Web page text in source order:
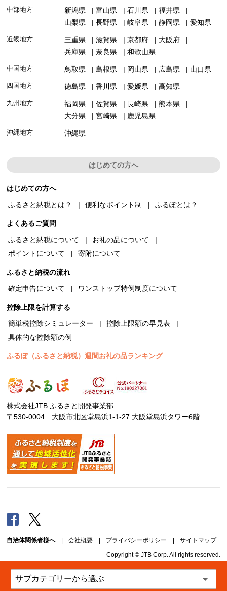
中部地方 新潟県 富山県 石川県
福井県
山梨県
長野県 岐阜県 静岡県 愛知県
近畿地方 三重県 滋賀県 京都府
大阪府
兵庫県
奈良県 和歌山県
中国地方 鳥取県 島根県 岡山県 広島県 山口県
四国地方 徳島県 香川県 愛媛県 高知県
九州地方 福岡県 佐賀県 長崎県
熊本県
大分県
宮崎県 鹿児島県
沖縄地方 沖縄県
はじめての方へ
はじめての方へ
ふるさと納税とは？
便利なポイント制 ふるぽとは？
よくあるご質問
ふるさと納税について
お礼の品について
ポイントについて
寄附について
ふるさと納税の流れ
確定申告について
ワンストップ特例制度について
控除上限を計算する
簡単税控除シミュレーター
控除上限額の早見表
具体的な控除額の例
ふるぽ（ふるさと納税）週間お礼の品ランキング
株式会社JTB ふるさと開発事業部
〒530-0004 大阪市北区堂島浜1-1-27 大阪堂島浜タワー6階
Facebook
自治体関係者様へ| 会社概要 | プライバシーポリシー | サイトマップ
Copyright © JTB Corp. All rights reserved.